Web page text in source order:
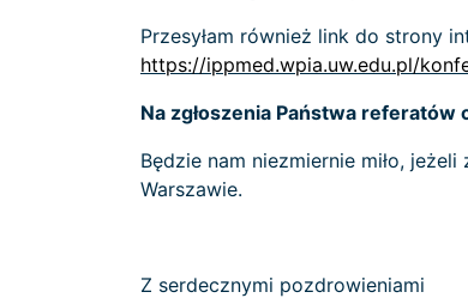
Przesyłam również link do strony
https://ippmed.wpia.uw.edu.pl/
Na zgłoszenia Państwa
Będzie nam niezmiernie miło,
Warszawie.
Z serdecznymi pozdrowieniami